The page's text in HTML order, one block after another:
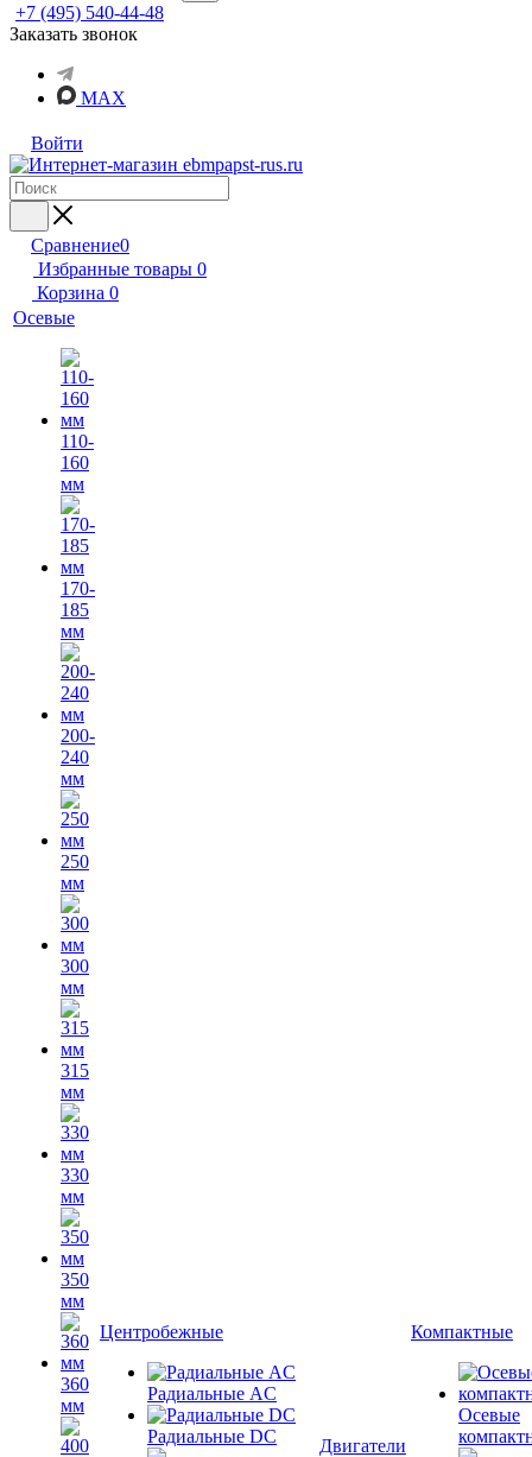
+7 (495) 540-44-48
Заказать звонок
MAX
Войти
Сравнение0
Избранные товары 0
Корзина 0
Осевые
110-
160
мм
170-
185
мм
200-
240
мм
250
мм
300
мм
315
мм
330
мм
350
мм
360
мм
Центробежные
Радиальные AC
Радиальные DC Двигатели
Компактные
Осевые